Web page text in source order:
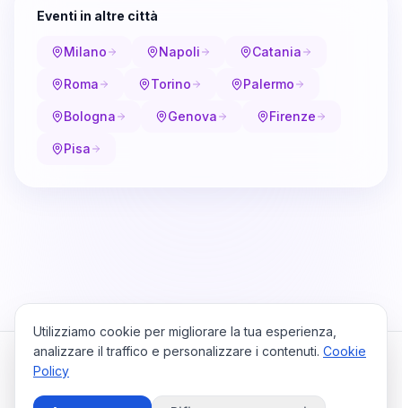
Eventi in altre città
Milano Napoli Catania
Roma Torino Palermo
Bologna Genova Firenze
Pisa
Utilizziamo cookie per migliorare la tua esperienza,
analizzare il traffico e personalizzare i contenuti. Cookie
Policy